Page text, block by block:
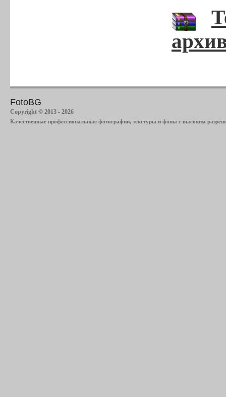
FotoBG
Copyright © 2013 - 2026
Качественные профессиональные фотографии, текстуры и фоны с высоким